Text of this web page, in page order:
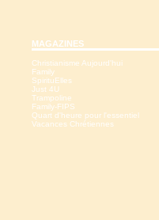
MAGAZINES
Christianisme Aujourd'hui
Family
SpirituElles
Just 4U
Trampoline
Family-FIPS
Quart d'heure pour l'essentiel
Vacances Chrétiennes